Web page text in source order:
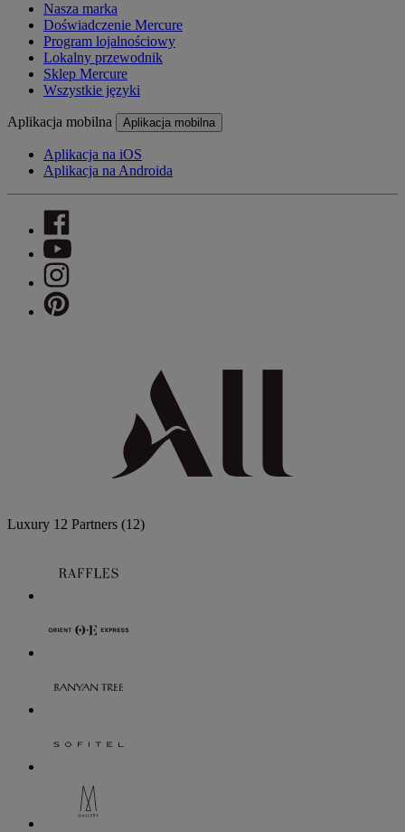
Nasza marka
Doświadczenie Mercure
Program lojalnościowy
Lokalny przewodnik
Sklep Mercure
Wszystkie języki
Aplikacja mobilna Aplikacja mobilna
Aplikacja na iOS
Aplikacja na Androida
Luxury 12 Partners (12)